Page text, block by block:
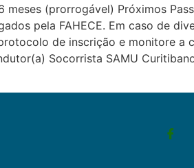
meses (prorrogável) Próximos
pela FAHECE. Em caso de
de inscrição e monitore a
Socorrista SAMU